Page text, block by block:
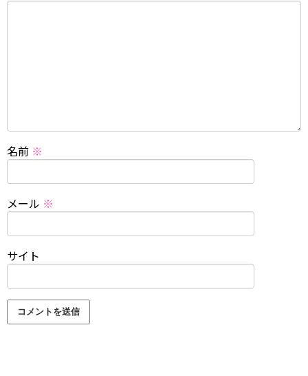
名前 ※
メール ※
サイト